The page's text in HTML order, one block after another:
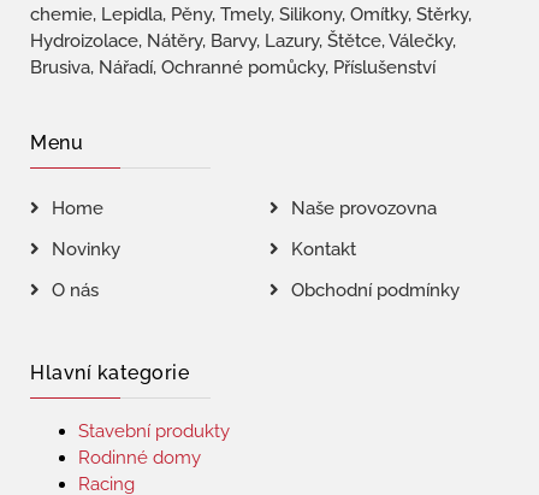
chemie, Lepidla, Pěny, Tmely, Silikony, Omítky, Stěrky,
Hydroizolace, Nátěry, Barvy, Lazury, Štětce, Válečky,
Brusiva, Nářadí, Ochranné pomůcky, Příslušenství
Menu
Home
Naše provozovna
Novinky
Kontakt
O nás
Obchodní podmínky
Hlavní kategorie
Stavební produkty
Rodinné domy
Racing